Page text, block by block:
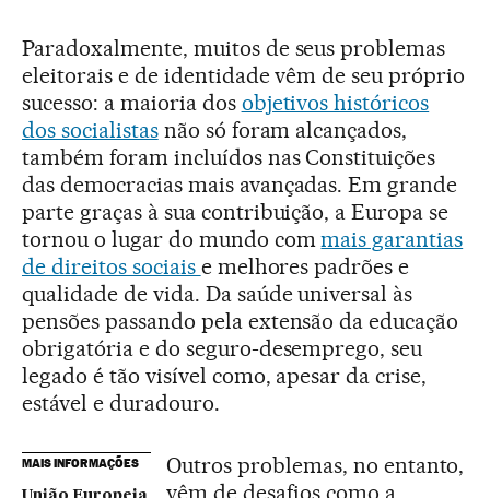
Paradoxalmente, muitos de seus problemas
eleitorais e de identidade vêm de seu próprio
sucesso: a maioria dos objetivos históricos
dos socialistasnão só foram alcançados,
também foram incluídos nas Constituições
das democracias mais avançadas. Em grande
parte graças à sua contribuição, a Europa se
tornou o lugar do mundo commais garantias
de direitos sociais e melhores padrões e
qualidade de vida. Da saúde universal às
pensões passando pela extensão da educação
obrigatória e do seguro-desemprego, seu
legado é tão visível como, apesar da crise,
estável e duradouro.
MAIS INFORMAÇÕES
Outros problemas, no entanto,
vêm de desafios como a